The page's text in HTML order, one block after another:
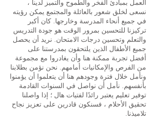
العمل بمبادئ الفخر والطموح والتميز لدينا ،
نسعى لخلق شعور بالعائلة والمجتمع يمكن رؤيته
في جميع أنحاء المدرسة وخارجها. كان أكبر
تركيزنا للتحسين بمرور الوقت هو جودة التدريس
والتعلم وتحسين درجات الامتحان. نريد أن يحصل
جميع الأطفال الذين يلتحقون بمدرستنا على
أفضل تجربة ممكنة هنا وأن يغادروا مع مجموعة
من الفرص والإمكانيات أمامهم. نحن نؤمن بطلابنا
ونأمل خلال فترة وجودهم هنا أن يتعلموا أن يؤمنوا
بأنفسهم. نأمل أن نواصل في السنوات القادمة
توفير تعليم يعتبر رائدًا لفتيات هال ؛ إذا واصلنا
تحقيق الأحلام ، فسنكون قادرين على تعزيز نجاح
تلاميذنا.